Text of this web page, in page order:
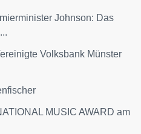
Johnson: Das
Volksbank Münster
MUSIC AWARD am